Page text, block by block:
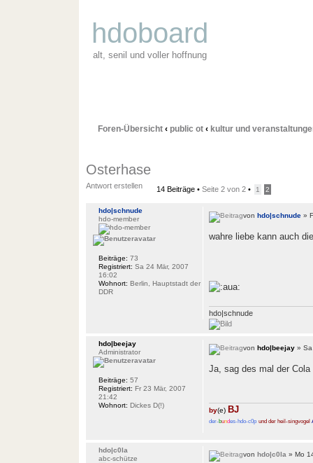
hdoboard
alt, senil und voller hoffnung
Foren-Übersicht ‹ public ot ‹ kultur und
Osterhase
Antwort erstellen 14 Beiträge • Seite 2von 2• 1 2
vonhdo|schnude »
wahre liebe kann auch
hdo|schnude
hdo|schnude
hdo-member
Beiträge: 73
Registriert: Sa 24 Mär, 2007
16:02
Wohnort: Berlin, Hauptstadt der
DDR
vonhdo|beejay »
Ja, sag des mal der
by(e) BJ
der-bundes-hdo-c0p und der heil-singvogel
hdo|beejay
Administrator
Beiträge: 57
Registriert: Fr 23 Mär, 2007
21:42
Wohnort: Dickes D(!)
vonhdo|c0la » Mo
hdo|c0la
abc-schütze